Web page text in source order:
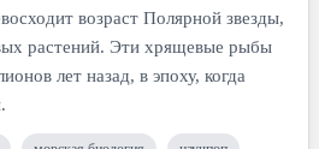
возраст Полярной звезды,
растений. Эти хрящевые рыбы
лет назад, в эпоху, когда